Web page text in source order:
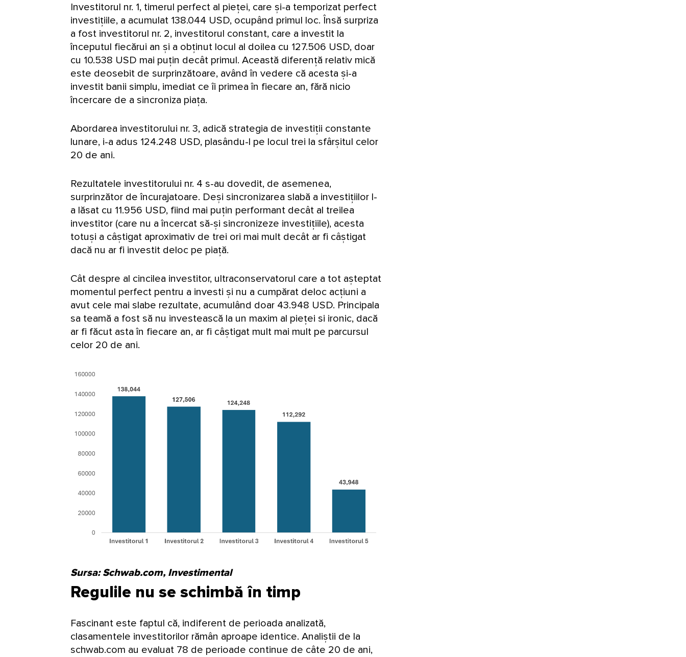
Investitorul nr. 1, timerul perfect al pieței, care și-a temporizat perfect
investițiile, a acumulat 138.044 USD, ocupând primul loc. Însă surpriza
a fost investitorul nr. 2, investitorul constant, care a investit la
începutul fiecărui an și a obținut locul al doilea cu 127.506 USD, doar
cu 10.538 USD mai puțin decât primul. Această diferență relativ mică
este deosebit de surprinzătoare, având în vedere că acesta și-a
investit banii simplu, imediat ce îi primea în fiecare an, fără nicio
încercare de a sincroniza piața.
Abordarea investitorului nr. 3, adică strategia de investiții constante
lunare, i-a adus 124.248 USD, plasându-l pe locul trei la sfârșitul celor
20 de ani.
Rezultatele investitorului nr. 4 s-au dovedit, de asemenea,
surprinzător de încurajatoare. Deși sincronizarea slabă a investițiilor l-
a lăsat cu 11.956 USD, fiind mai puțin performant decât al treilea
investitor (care nu a încercat să-și sincronizeze investițiile), acesta
totuși a câștigat aproximativ de trei ori mai mult decât ar fi câștigat
dacă nu ar fi investit deloc pe piață.
Cât despre al cincilea investitor, ultraconservatorul care a tot așteptat
momentul perfect pentru a investi și nu a cumpărat deloc acțiuni a
avut cele mai slabe rezultate, acumulând doar 43.948 USD. Principala
sa teamă a fost să nu investească la un maxim al pieței si ironic, dacă
ar fi făcut asta în fiecare an, ar fi câștigat mult mai mult pe parcursul
celor 20 de ani.
Sursa: Schwab.com, Investimental
Regulile nu se schimbă în timp
Fascinant este faptul că, indiferent de perioada analizată,
clasamentele investitorilor rămân aproape identice. Analiștii de la
schwab.com au evaluat 78 de perioade continue de câte 20 de ani,